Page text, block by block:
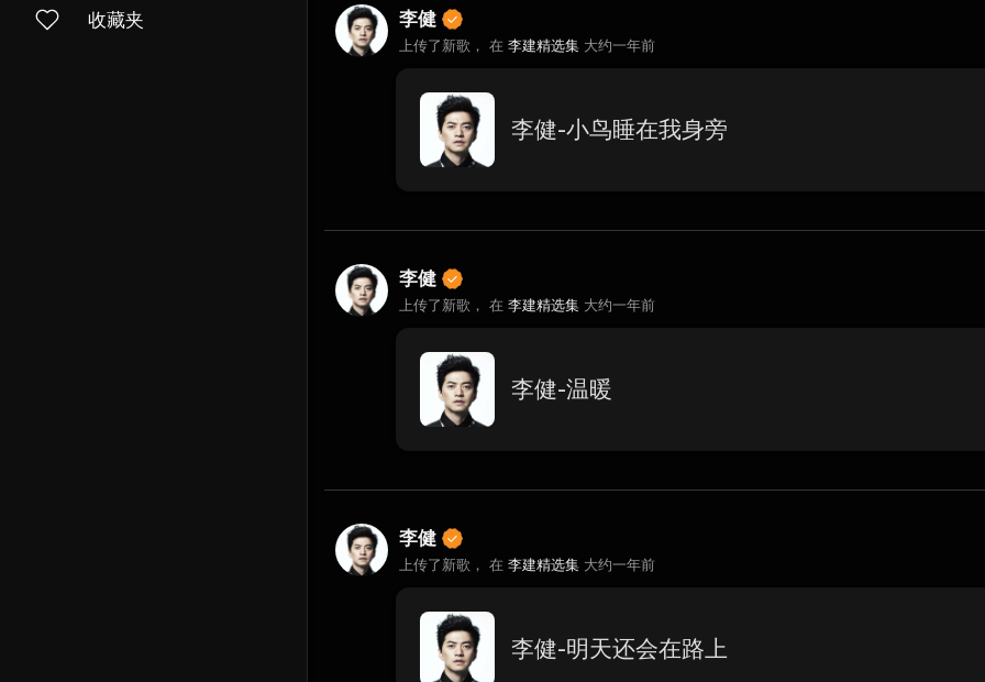
收藏夹 李健
上传了新歌， 在 李建精选集 大约一年前
李健-小鸟睡在我身旁
李健
上传了新歌， 在 李建精选集 大约一年前
李健-温暖
李健
上传了新歌， 在 李建精选集 大约一年前
李健-明天还会在路上